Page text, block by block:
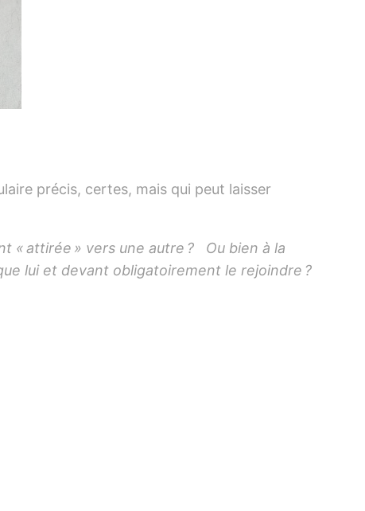
précis, certes, mais qui peut laisser
« attirée » vers une autre ? Ou bien à la
lui et devant obligatoirement le rejoindre ?